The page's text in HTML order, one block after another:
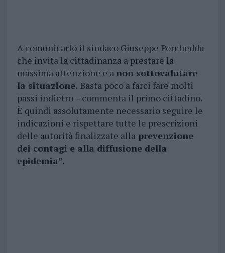
A comunicarlo il sindaco Giuseppe Porcheddu
che invita la cittadinanza a prestare la
massima attenzione e a non sottovalutare
la situazione. Basta poco a farci fare molti
passi indietro – commenta il primo cittadino.
È quindi assolutamente necessario seguire le
indicazioni e rispettare tutte le prescrizioni
delle autorità finalizzate allaprevenzione
dei contagi e alla diffusione della
epidemia”.